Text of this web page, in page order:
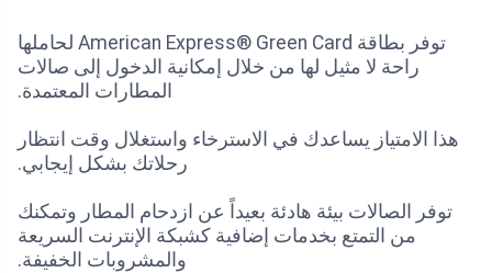
توفر بطاقة American Express® Green Card لحاملها
راحة لا مثيل لها من خلال إمكانية الدخول إلى صالات
المطارات المعتمدة.
هذا الامتياز يساعدك في الاسترخاء واستغلال وقت انتظار
رحلاتك بشكل إيجابي.
توفر الصالات بيئة هادئة بعيداً عن ازدحام المطار وتمكنك
من التمتع بخدمات إضافية كشبكة الإنترنت السريعة
والمشروبات الخفيفة.